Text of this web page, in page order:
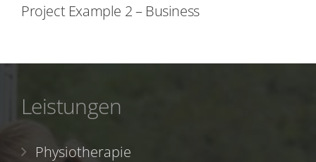
Project Example 2 – Business
Leistungen
Physiotherapie